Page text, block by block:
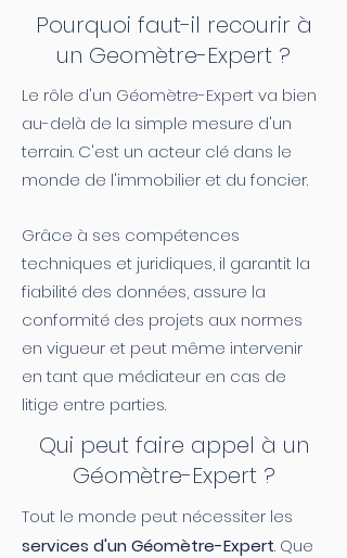
Pourquoi faut-il recourir à
un Geomètre-Expert ?
Le rôle d'un Géomètre-Expert va bien
au-delà de la simple mesure d'un
terrain. C'est un acteur clé dans le
monde de l'immobilier et du foncier.
Grâce à ses compétences
techniques et juridiques, il garantit la
fiabilité des données, assure la
conformité des projets aux normes
en vigueur et peut même intervenir
en tant que médiateur en cas de
litige entre parties.
Qui peut faire appel à un
Géomètre-Expert ?
​Tout le monde peut nécessiter les
services d'un Géomètre-Expert. Que